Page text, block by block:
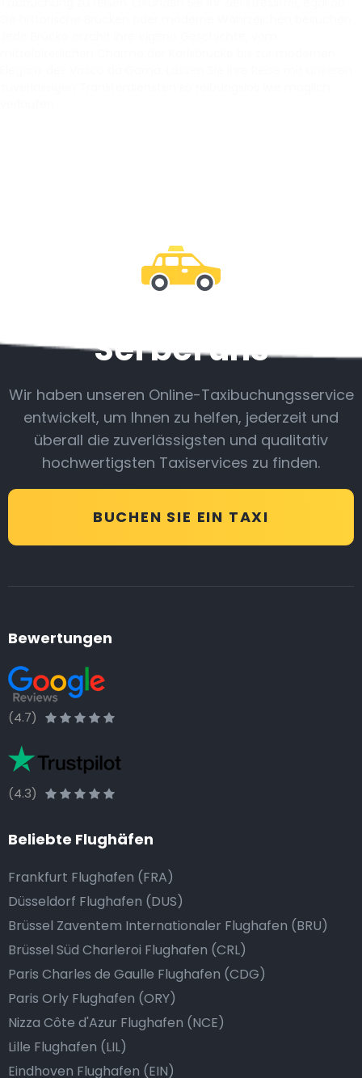
Sei bei uns
Wir haben unseren Online-Taxibuchungsservice
entwickelt, um Ihnen zu helfen, jederzeit und
überall die zuverlässigsten und qualitativ
hochwertigsten Taxiservices zu finden.
BUCHEN SIE EIN TAXI
Bewertungen
(4.7)
(4.3)
Beliebte Flughäfen
Frankfurt Flughafen (FRA)
Düsseldorf Flughafen (DUS)
Brüssel Zaventem Internationaler Flughafen (BRU)
Brüssel Süd Charleroi Flughafen (CRL)
Paris Charles de Gaulle Flughafen (CDG)
Paris Orly Flughafen (ORY)
Nizza Côte d'Azur Flughafen (NCE)
Lille Flughafen (LIL)
Eindhoven Flughafen (EIN)